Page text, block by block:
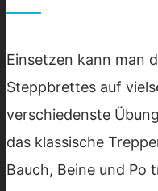
Einsetzen kann man
Steppbrettes auf
verschiedenste
das klassische
Bauch, Beine und Po